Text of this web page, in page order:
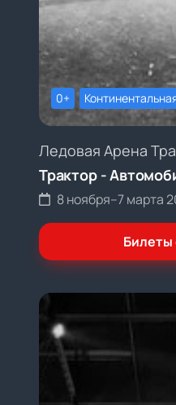
0+
Ледовая Арена
Трактор -
8 ноября–7 марта
Билеты